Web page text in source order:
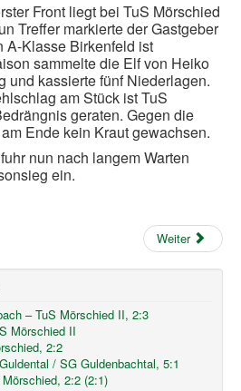
Front liegt bei TuS Mörschied
Treffer markierte der Gastgeber
A-Klasse Birkenfeld ist
sammelte die Elf von Heiko
und kassierte fünf Niederlagen.
am Stück ist TuS
geraten. Gegen die
Ende kein Kraut gewachsen.
nun nach langem Warten
ein.
Weiter
– TuS Mörschied II, 2:3
Mörschied II
2:2
/ SG Guldenbachtal, 5:1
2:2 (2:1)